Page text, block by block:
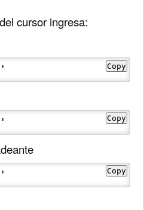
cursor ingresa:
Copy
Copy
Copy